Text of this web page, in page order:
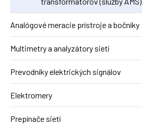
Analógové meracie prístroje a bočníky
Multimetry a analyzátory sietí
Prevodníky elektrických signálov
Elektromery
Prepínače sietí